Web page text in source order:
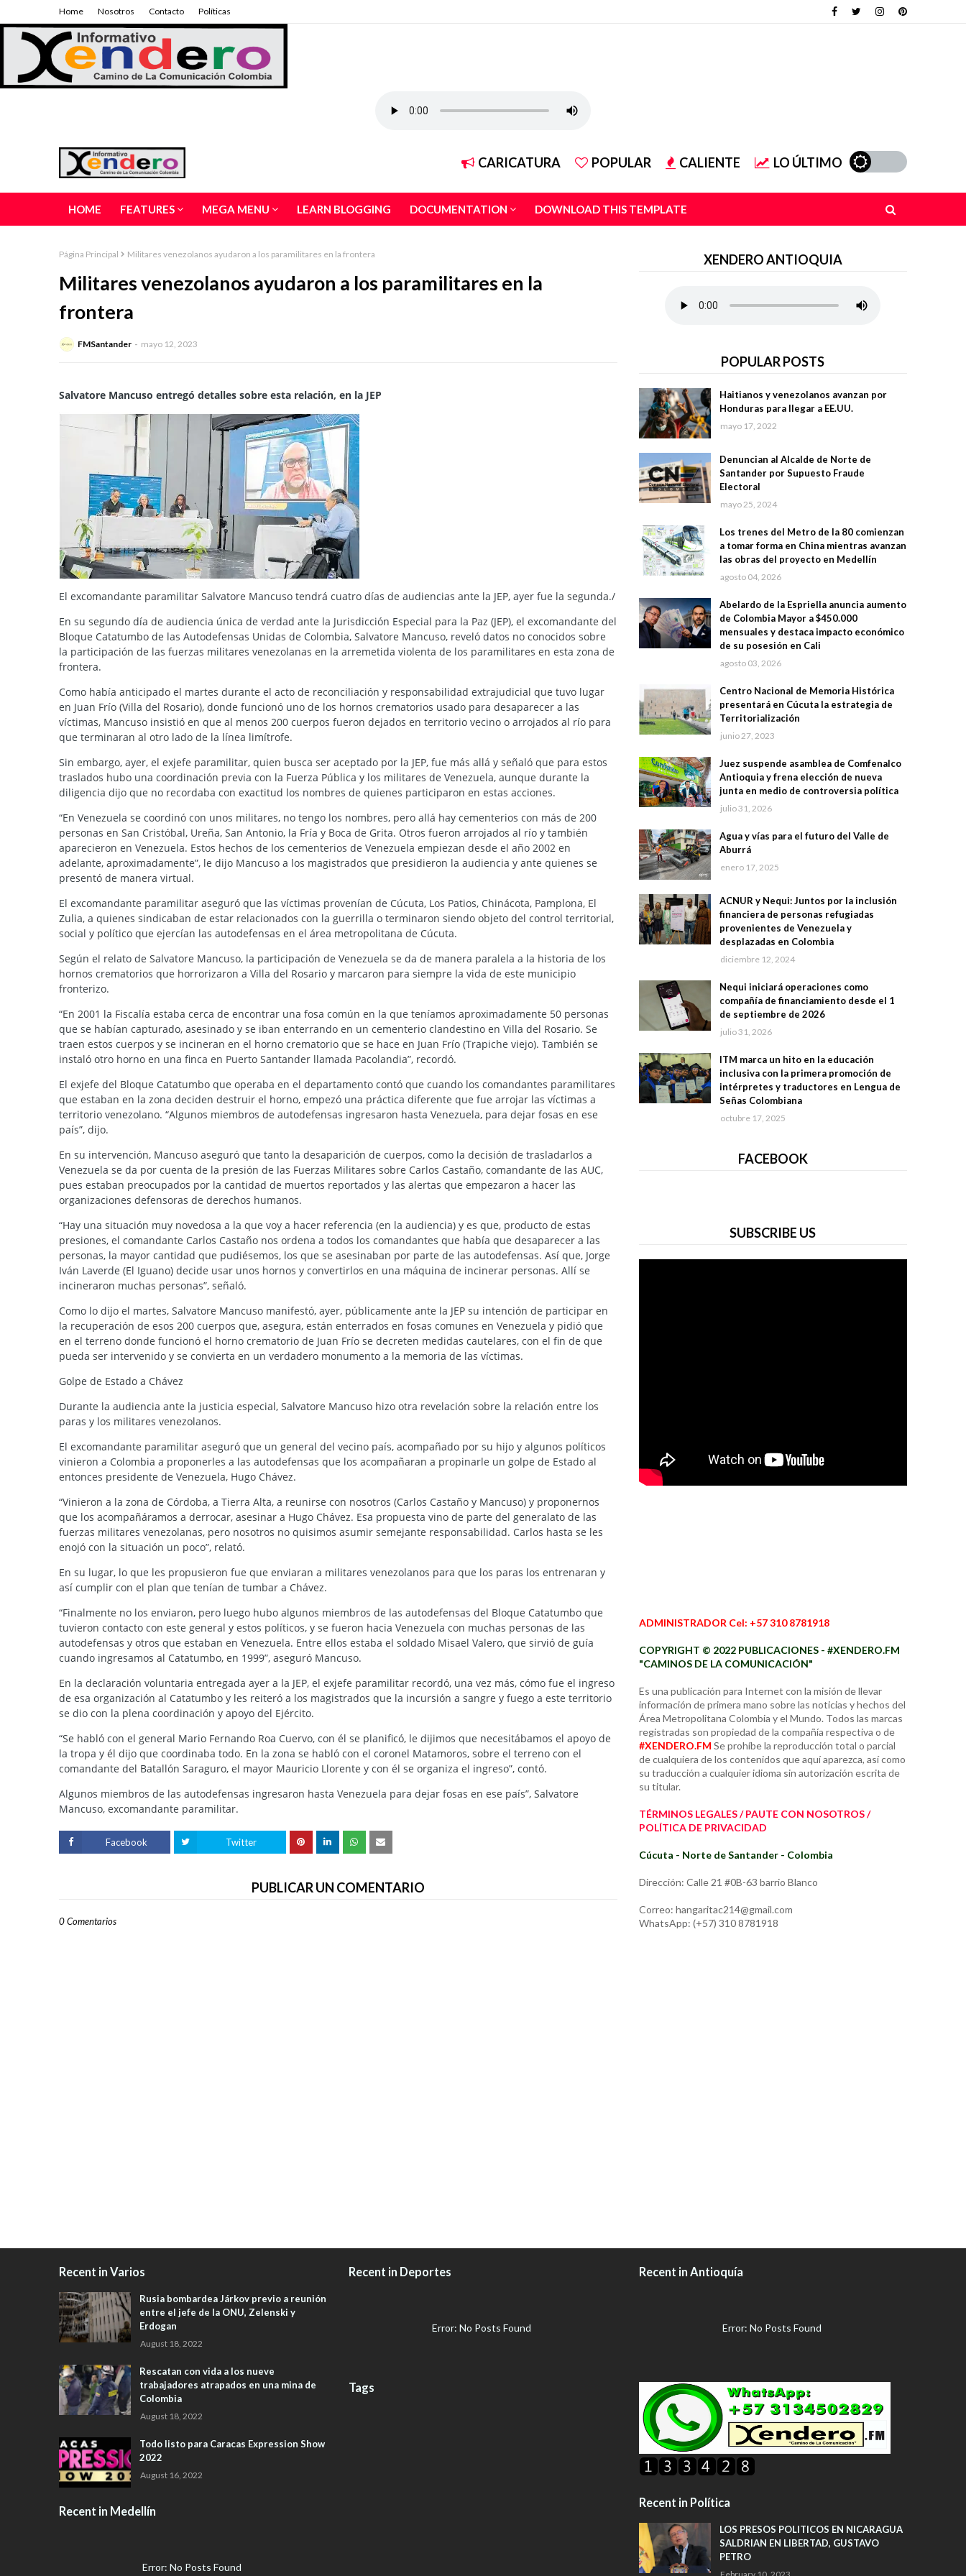
Home Nosotros Contacto Políticas
CARICATURA POPULAR CALIENTE LO ÚLTIMO
HOME FEATURES MEGA MENU LEARN BLOGGING DOCUMENTATION DOWNLOAD THIS TEMPLATE
Página Principal Militares venezolanos ayudaron a los paramilitares en la frontera
Militares venezolanos ayudaron a los paramilitares en la
frontera
FMSantander mayo 12, 2023
Salvatore Mancuso entregó detalles sobre esta relación, en la JEP
El excomandante paramilitar Salvatore Mancuso tendrá cuatro días de audiencias ante la JEP, ayer fue la segunda./
En su segundo día de audiencia única de verdad ante la Jurisdicción Especial para la Paz (JEP), el excomandante del
Bloque Catatumbo de las Autodefensas Unidas de Colombia, Salvatore Mancuso, reveló datos no conocidos sobre
la participación de las fuerzas militares venezolanas en la arremetida violenta de los paramilitares en esta zona de
frontera.
Como había anticipado el martes durante el acto de reconciliación y responsabilidad extrajudicial que tuvo lugar
en Juan Frío (Villa del Rosario), donde funcionó uno de los hornos crematorios usado para desaparecer a las
víctimas, Mancuso insistió en que al menos 200 cuerpos fueron dejados en territorio vecino o arrojados al río para
que terminaran al otro lado de la línea limítrofe.
Sin embargo, ayer, el exjefe paramilitar, quien busca ser aceptado por la JEP, fue más allá y señaló que para estos
traslados hubo una coordinación previa con la Fuerza Pública y los militares de Venezuela, aunque durante la
diligencia dijo que no recordaba con exactitud los nombres de quienes participaron en estas acciones.
“En Venezuela se coordinó con unos militares, no tengo los nombres, pero allá hay cementerios con más de 200
personas en San Cristóbal, Ureña, San Antonio, la Fría y Boca de Grita. Otros fueron arrojados al río y también
aparecieron en Venezuela. Estos hechos de los cementerios de Venezuela empiezan desde el año 2002 en
adelante, aproximadamente”, le dijo Mancuso a los magistrados que presidieron la audiencia y ante quienes se
presentó de manera virtual.
El excomandante paramilitar aseguró que las víctimas provenían de Cúcuta, Los Patios, Chinácota, Pamplona, El
Zulia, a quienes sindicaban de estar relacionados con la guerrilla o terminaron siendo objeto del control territorial,
social y político que ejercían las autodefensas en el área metropolitana de Cúcuta.
Según el relato de Salvatore Mancuso, la participación de Venezuela se da de manera paralela a la historia de los
hornos crematorios que horrorizaron a Villa del Rosario y marcaron para siempre la vida de este municipio
fronterizo.
“En 2001 la Fiscalía estaba cerca de encontrar una fosa común en la que teníamos aproximadamente 50 personas
que se habían capturado, asesinado y se iban enterrando en un cementerio clandestino en Villa del Rosario. Se
traen estos cuerpos y se incineran en el horno crematorio que se hace en Juan Frío (Trapiche viejo). También se
instaló otro horno en una finca en Puerto Santander llamada Pacolandia”, recordó.
El exjefe del Bloque Catatumbo que operaba en el departamento contó que cuando los comandantes paramilitares
que estaban en la zona deciden destruir el horno, empezó una práctica diferente que fue arrojar las víctimas a
territorio venezolano. “Algunos miembros de autodefensas ingresaron hasta Venezuela, para dejar fosas en ese
país”, dijo.
En su intervención, Mancuso aseguró que tanto la desaparición de cuerpos, como la decisión de trasladarlos a
Venezuela se da por cuenta de la presión de las Fuerzas Militares sobre Carlos Castaño, comandante de las AUC,
pues estaban preocupados por la cantidad de muertos reportados y las alertas que empezaron a hacer las
organizaciones defensoras de derechos humanos.
“Hay una situación muy novedosa a la que voy a hacer referencia (en la audiencia) y es que, producto de estas
presiones, el comandante Carlos Castaño nos ordena a todos los comandantes que había que desaparecer a las
personas, la mayor cantidad que pudiésemos, los que se asesinaban por parte de las autodefensas. Así que, Jorge
Iván Laverde (El Iguano) decide usar unos hornos y convertirlos en una máquina de incinerar personas. Allí se
incineraron muchas personas”, señaló.
Como lo dijo el martes, Salvatore Mancuso manifestó, ayer, públicamente ante la JEP su intención de participar en
la recuperación de esos 200 cuerpos que, asegura, están enterrados en fosas comunes en Venezuela y pidió que
en el terreno donde funcionó el horno crematorio de Juan Frío se decreten medidas cautelares, con el fin de que
pueda ser intervenido y se convierta en un verdadero monumento a la memoria de las víctimas.
Golpe de Estado a Chávez
Durante la audiencia ante la justicia especial, Salvatore Mancuso hizo otra revelación sobre la relación entre los
paras y los militares venezolanos.
El excomandante paramilitar aseguró que un general del vecino país, acompañado por su hijo y algunos políticos
vinieron a Colombia a proponerles a las autodefensas que los acompañaran a propinarle un golpe de Estado al
entonces presidente de Venezuela, Hugo Chávez.
“Vinieron a la zona de Córdoba, a Tierra Alta, a reunirse con nosotros (Carlos Castaño y Mancuso) y proponernos
que los acompañáramos a derrocar, asesinar a Hugo Chávez. Esa propuesta vino de parte del generalato de las
fuerzas militares venezolanas, pero nosotros no quisimos asumir semejante responsabilidad. Carlos hasta se les
enojó con la situación un poco”, relató.
En su lugar, lo que les propusieron fue que enviaran a militares venezolanos para que los paras los entrenaran y
así cumplir con el plan que tenían de tumbar a Chávez.
“Finalmente no los enviaron, pero luego hubo algunos miembros de las autodefensas del Bloque Catatumbo que
tuvieron contacto con este general y estos políticos, y se fueron hacia Venezuela con muchas personas de las
autodefensas y otros que estaban en Venezuela. Entre ellos estaba el soldado Misael Valero, que sirvió de guía
cuando ingresamos al Catatumbo, en 1999”, aseguró Mancuso.
En la declaración voluntaria entregada ayer a la JEP, el exjefe paramilitar recordó, una vez más, cómo fue el ingreso
de esa organización al Catatumbo y les reiteró a los magistrados que la incursión a sangre y fuego a este territorio
se dio con la plena coordinación y apoyo del Ejército.
“Se habló con el general Mario Fernando Roa Cuervo, con él se planificó, le dijimos que necesitábamos el apoyo de
la tropa y él dijo que coordinaba todo. En la zona se habló con el coronel Matamoros, sobre el terreno con el
comandante del Batallón Saraguro, el mayor Mauricio Llorente y con él se organiza el ingreso”, contó.
Algunos miembros de las autodefensas ingresaron hasta Venezuela para dejar fosas en ese país”, Salvatore
Mancuso, excomandante paramilitar.
Facebook Twitter
PUBLICAR UN COMENTARIO
0 Comentarios
XENDERO ANTIOQUIA
POPULAR POSTS
Haitianos y venezolanos avanzan por
Honduras para llegar a EE.UU.
mayo 17, 2022
Denuncian al Alcalde de Norte de
Santander por Supuesto Fraude
Electoral
mayo 25, 2024
Los trenes del Metro de la 80 comienzan
a tomar forma en China mientras avanzan
las obras del proyecto en Medellín
agosto 04, 2026
Abelardo de la Espriella anuncia aumento
de Colombia Mayor a $450.000
mensuales y destaca impacto económico
de su posesión en Cali
agosto 03, 2026
Centro Nacional de Memoria Histórica
presentará en Cúcuta la estrategia de
Territorialización
junio 27, 2023
Juez suspende asamblea de Comfenalco
Antioquia y frena elección de nueva
junta en medio de controversia política
julio 31, 2026
Agua y vías para el futuro del Valle de
Aburrá
enero 17, 2025
ACNUR y Nequi: Juntos por la inclusión
financiera de personas refugiadas
provenientes de Venezuela y
desplazadas en Colombia
diciembre 12, 2024
Nequi iniciará operaciones como
compañía de financiamiento desde el 1
de septiembre de 2026
julio 31, 2026
ITM marca un hito en la educación
inclusiva con la primera promoción de
intérpretes y traductores en Lengua de
Señas Colombiana
octubre 17, 2025
FACEBOOK
SUBSCRIBE US
ADMINISTRADOR Cel: +57 310 8781918
COPYRIGHT © 2022 PUBLICACIONES - #XENDERO.FM
"CAMINOS DE LA COMUNICACIÓN"
Es una publicación para Internet con la misión de llevar
información de primera mano sobre las noticias y hechos del
Área Metropolitana Colombia y el Mundo. Todos las marcas
registradas son propiedad de la compañía respectiva o de
#XENDERO.FM Se prohíbe la reproducción total o parcial
de cualquiera de los contenidos que aquí aparezca, así como
su traducción a cualquier idioma sin autorización escrita de
su titular.
TÉRMINOS LEGALES / PAUTE CON NOSOTROS /
POLÍTICA DE PRIVACIDAD
Cúcuta - Norte de Santander - Colombia
Dirección: Calle 21 #0B-63 barrio Blanco
Correo: hangaritac214@gmail.com
WhatsApp: (+57) 310 8781918
Recent in Varios
Rusia bombardea Járkov previo a reunión
entre el jefe de la ONU, Zelenski y
Erdogan
August 18, 2022
Rescatan con vida a los nueve
trabajadores atrapados en una mina de
Colombia
August 18, 2022
Todo listo para Caracas Expression Show
2022
August 16, 2022
Recent in Medellín
Error: No Posts Found
Recent in Deportes
Error: No Posts Found
Tags
Recent in Antioquía
Error: No Posts Found
Recent in Política
LOS PRESOS POLITICOS EN NICARAGUA
SALDRIAN EN LIBERTAD, GUSTAVO
PETRO